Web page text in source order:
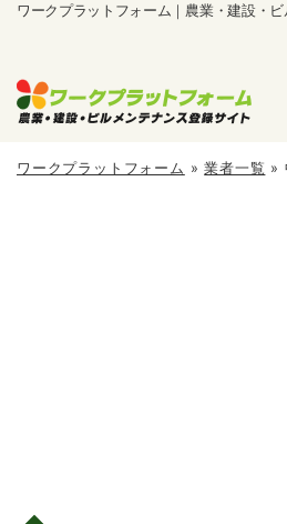
ワークプラットフォーム｜農業・建設・
ワークプラットフォーム »業者一覧 »